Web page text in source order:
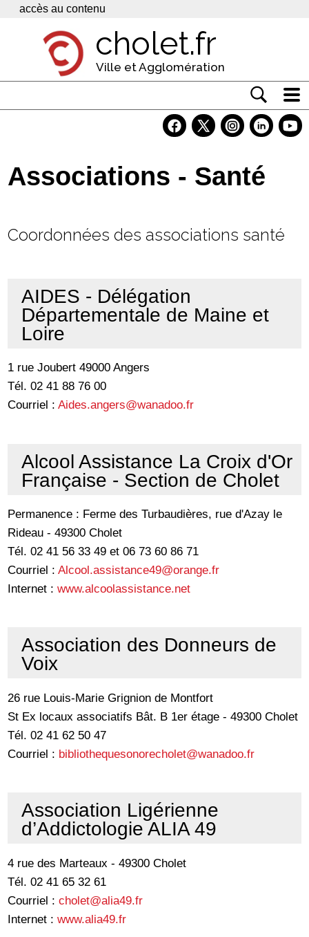
Panneau de gestion des cookies
accès au contenu
cholet.fr
Ville et Agglomération
Economie
Contacts
Associations - Santé
Coordonnées des associations santé
AIDES - Délégation
Départementale de Maine et
Loire
1 rue Joubert 49000 Angers
Tél. 02 41 88 76 00
Courriel :Aides.angers@wanadoo.fr
Alcool Assistance La Croix d'Or
Française - Section de Cholet
Permanence : Ferme des Turbaudières, rue d'Azay le
Rideau - 49300 Cholet
Tél. 02 41 56 33 49 et 06 73 60 86 71
Courriel :Alcool.assistance49@orange.fr
Internet :www.alcoolassistance.net
Association des Donneurs de
Voix
26 rue Louis-Marie Grignion de Montfort
St Ex locaux associatifs Bât. B 1er étage - 49300 Cholet
Tél. 02 41 62 50 47
Courriel : bibliothequesonorecholet@wanadoo.fr
Association Ligérienne
d’Addictologie ALIA 49
4 rue des Marteaux - 49300 Cholet
Tél. 02 41 65 32 61
Courriel :cholet@alia49.fr
Internet :www.alia49.fr